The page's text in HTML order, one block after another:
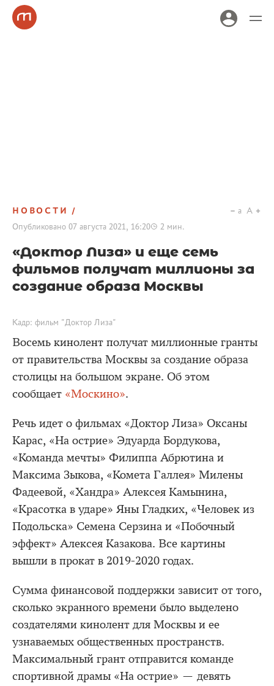
НОВОСТИ
Опубликовано 07 августа 2021, 16:20 2 мин.
a A
«Доктор Лиза» и еще семь
фильмов получат миллионы за
создание образа Москвы
Кадр: фильм "Доктор Лиза"
Восемь кинолент получат миллионные гранты
от правительства Москвы за создание образа
столицы на большом экране. Об этом
сообщает «Москино».
Речь идет о фильмах «Доктор Лиза» Оксаны
Карас, «На острие» Эдуарда Бордукова,
«Команда мечты» Филиппа Абрютина и
Максима Зыкова, «Комета Галлея» Милены
Фадеевой, «Хандра» Алексея Камынина,
«Красотка в ударе» Яны Гладких, «Человек из
Подольска» Семена Серзина и «Побочный
эффект» Алексея Казакова. Все картины
вышли в прокат в 2019-2020 годах.
Сумма финансовой поддержки зависит от того,
сколько экранного времени было выделено
создателями кинолент для Москвы и ее
узнаваемых общественных пространств.
Максимальный грант отправится команде
спортивной драмы «На острие» — девять